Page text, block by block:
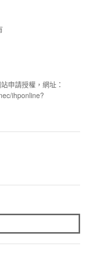
申請授權，網址：
ihponline?